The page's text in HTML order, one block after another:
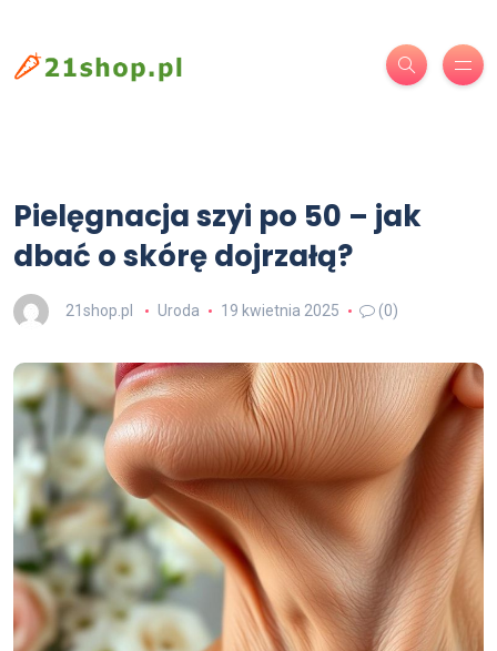
Pielęgnacja szyi po 50 – jak
dbać o skórę dojrzałą?
21shop.pl Uroda 19 kwietnia 2025 (0)